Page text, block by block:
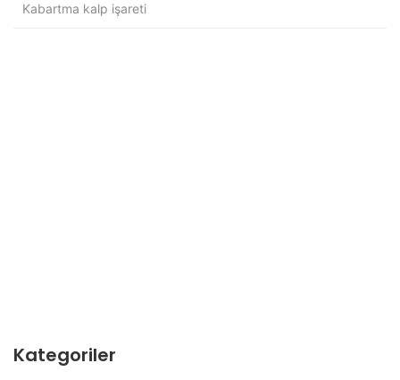
Kabartma kalp işareti
Kategoriler